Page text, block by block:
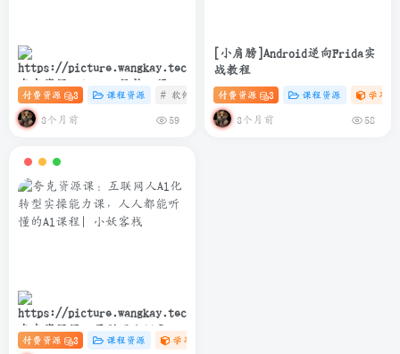
夸克资源：APP UI设计入门课
程资料（课件+视频）
付费资源 3 课程资源 # 软件 # 设计 # UI 课程
3个月前 59
[小肩膀]Android逆向Frida实
战教程
付费资源 3 课程资源 学习资
3个月前 58
夸克资源课：互联网人Al化转
型实操能力课，人人都能听懂
付费资源 3 课程资源 学习资料课